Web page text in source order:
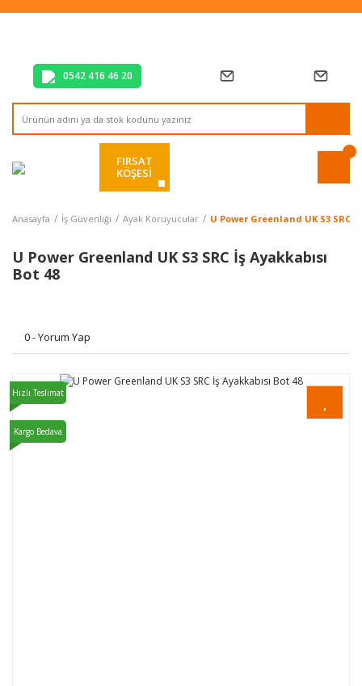
Tüm Alışverişlerde Vade Farksız 2 Taksit!
0542 416 46 20
FIRSAT
KÖŞESİ
Anasayfa İş Güvenliği Ayak Koruyucular U Power Greenland UK S3 SRC
U Power Greenland UK S3 SRC İş Ayakkabısı
Bot 48
0 - Yorum Yap
Hızlı Teslimat
Kargo Bedava